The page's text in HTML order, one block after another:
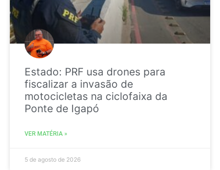
Estado: PRF usa drones para
fiscalizar a invasão de
motocicletas na ciclofaixa da
Ponte de Igapó
VER MATÉRIA »
5 de agosto de 2026